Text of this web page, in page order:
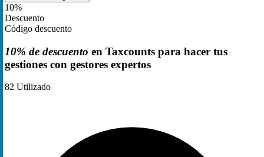
10%
Descuento
Código descuento
10% de descuento en Taxcounts para hacer tus
gestiones con gestores expertos
82 Utilizado